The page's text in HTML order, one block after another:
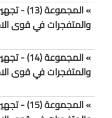
»
والمتفجرات في قوى الامن
»
والمتفجرات في قوى الامن
»